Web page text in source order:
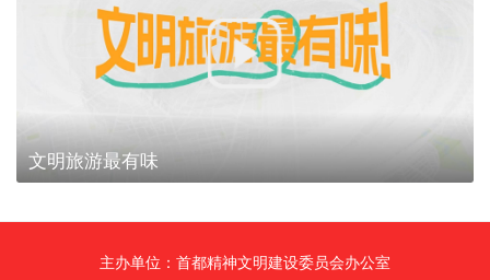
文明旅游最有味
主办单位：首都精神文明建设委员会办公室